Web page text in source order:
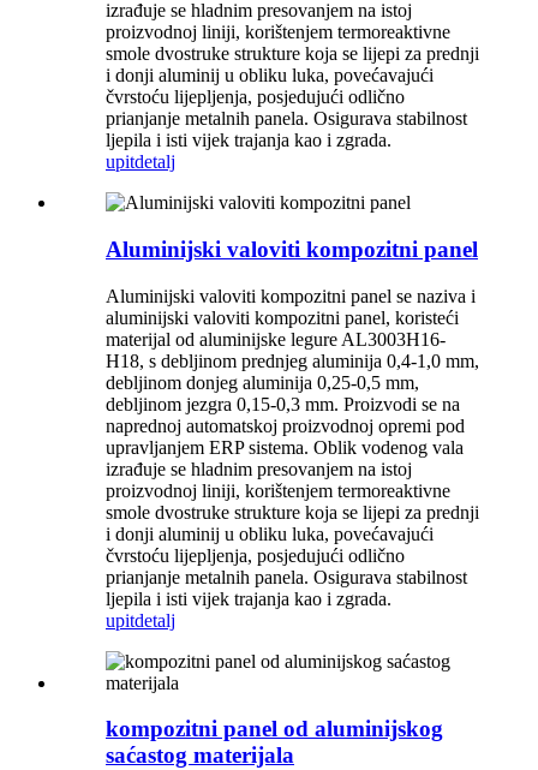
izrađuje se hladnim presovanjem na istoj
proizvodnoj liniji, korištenjem termoreaktivne
smole dvostruke strukture koja se lijepi za prednji
i donji aluminij u obliku luka, povećavajući
čvrstoću lijepljenja, posjedujući odlično
prianjanje metalnih panela. Osigurava stabilnost
ljepila i isti vijek trajanja kao i zgrada.
upitdetalj
Aluminijski valoviti kompozitni panel
Aluminijski valoviti kompozitni panel se naziva i
aluminijski valoviti kompozitni panel, koristeći
materijal od aluminijske legure AL3003H16-
H18, s debljinom prednjeg aluminija 0,4-1,0 mm,
debljinom donjeg aluminija 0,25-0,5 mm,
debljinom jezgra 0,15-0,3 mm. Proizvodi se na
naprednoj automatskoj proizvodnoj opremi pod
upravljanjem ERP sistema. Oblik vodenog vala
izrađuje se hladnim presovanjem na istoj
proizvodnoj liniji, korištenjem termoreaktivne
smole dvostruke strukture koja se lijepi za prednji
i donji aluminij u obliku luka, povećavajući
čvrstoću lijepljenja, posjedujući odlično
prianjanje metalnih panela. Osigurava stabilnost
ljepila i isti vijek trajanja kao i zgrada.
upitdetalj
kompozitni panel od aluminijskog
saćastog materijala